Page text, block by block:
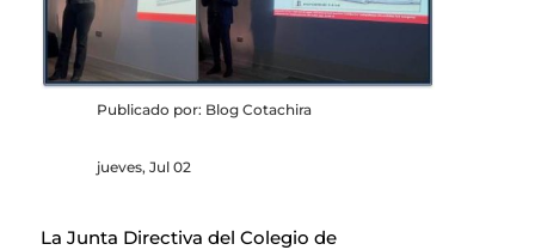
Publicado por: Blog Cotachira
jueves, Jul 02
La Junta Directiva del Colegio de